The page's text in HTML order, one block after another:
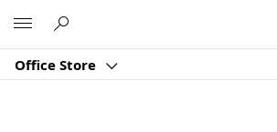
Office Store